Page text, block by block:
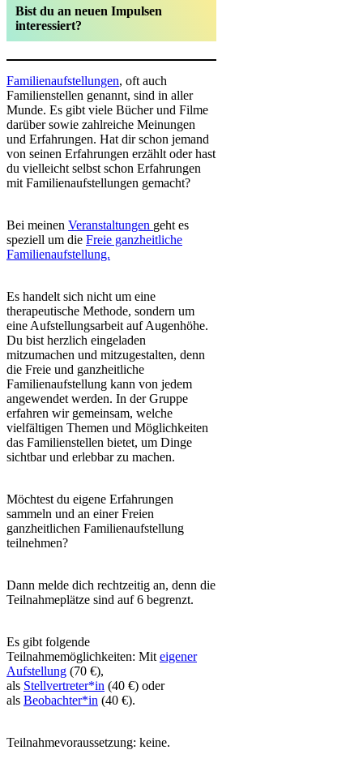
Bist du an neuen Impulsen
interessiert?
Familienaufstellungen, oft auch
Familienstellen genannt, sind in aller
Munde. Es gibt viele Bücher und Filme
darüber sowie zahlreiche Meinungen
und Erfahrungen. Hat dir schon jemand
von seinen Erfahrungen erzählt oder hast
du vielleicht selbst schon Erfahrungen
mit Familienaufstellungen gemacht?
Bei meinen Veranstaltungen geht es
speziell um die Freie ganzheitliche
Familienaufstellung.
Es handelt sich nicht um eine
therapeutische Methode, sondern um
eine Aufstellungsarbeit auf Augenhöhe.
Du bist herzlich eingeladen
mitzumachen und mitzugestalten, denn
die Freie und ganzheitliche
Familienaufstellung kann von jedem
angewendet werden. In der Gruppe
erfahren wir gemeinsam, welche
vielfältigen Themen und Möglichkeiten
das Familienstellen bietet, um Dinge
sichtbar und erlebbar zu machen.
Möchtest du eigene Erfahrungen
sammeln und an einer Freien
ganzheitlichen Familienaufstellung
teilnehmen?
Dann melde dich rechtzeitig an, denn die
Teilnahmeplätze sind auf 6 begrenzt.
Es gibt folgende
Teilnahmemöglichkeiten: Mit eigener
Aufstellung (70 €),
als Stellvertreter*in (40 €) oder
als Beobachter*in (40 €).
Teilnahmevoraussetzung: keine.